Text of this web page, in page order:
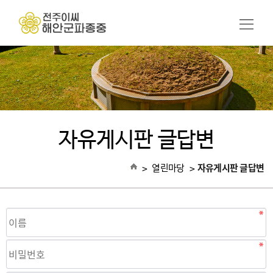
자유게시판 글답변
> 열린마당 > 자유게시판 글답변